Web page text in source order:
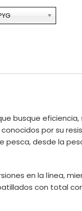
busque eficiencia,
conocidos por su
pesca, desde la
en la línea,
con total